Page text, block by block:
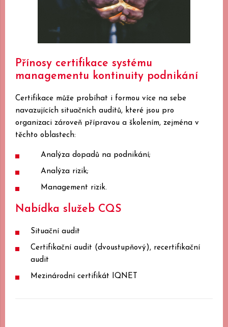
Přínosy certifikace systému
managementu kontinuity podnikání
Certifikace může probíhat i formou více na sebe
navazujících situačních auditů, které jsou pro
organizaci zároveň přípravou a školením, zejména v
těchto oblastech:
Analýza dopadů na podnikání;
Analýza rizik;
Management rizik.
Nabídka služeb CQS
Situační audit
Certifikační audit (dvoustupňový), recertifikační
audit
Mezinárodní certifikát IQNET